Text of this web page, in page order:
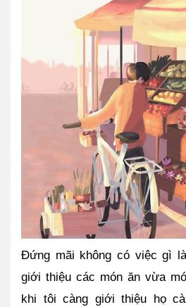
Đứng mãi không có việc gì
giới thiệu các món ăn vừa
khi tôi càng giới thiệu họ